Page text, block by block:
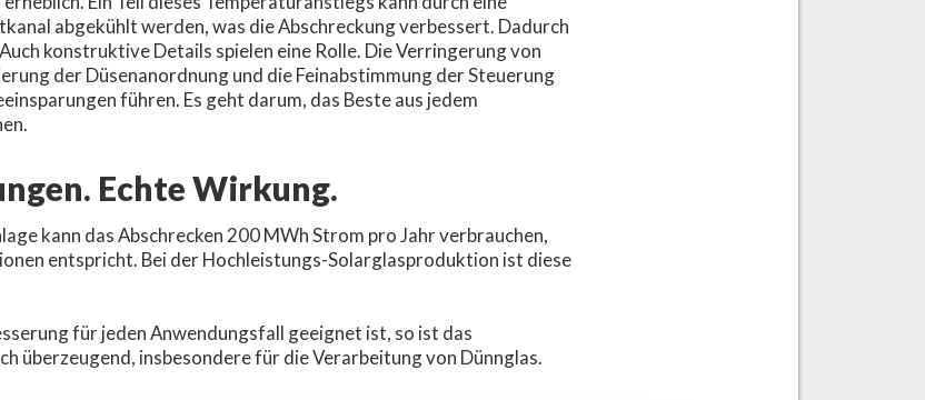
abgekühlt werden, was die Abschreckung verbessert. Dadurch
konstruktive Details spielen eine Rolle. Die Verringerung von
der Düsenanordnung und die Feinabstimmung der Steuerung
führen. Es geht darum, das Beste aus jedem
Echte Wirkung.
kann das Abschrecken 200 MWh Strom pro Jahr verbrauchen,
entspricht. Bei der Hochleistungs-Solarglasproduktion ist diese
für jeden Anwendungsfall geeignet ist, so ist das
überzeugend, insbesondere für die Verarbeitung von Dünnglas.